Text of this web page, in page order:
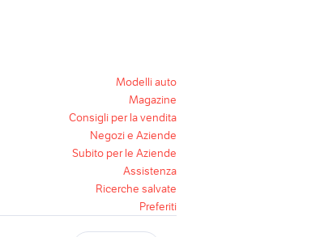
Modelli auto
Magazine
Consigli per la vendita
Negozi e Aziende
Subito per le Aziende
Assistenza
Ricerche salvate
Preferiti